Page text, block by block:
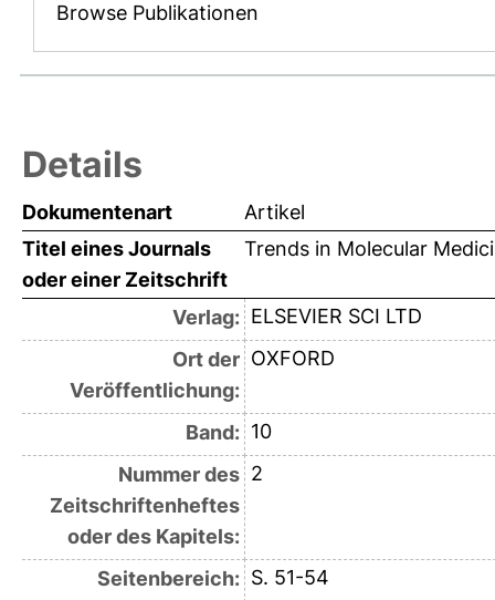
Browse Publikationen
Details
Dokumentenart
Artikel
Titel eines Journals
oder einer Zeitschrift
Trends in Molecular
Verlag: ELSEVIER SCI LTD
Ort der
Veröffentlichung:
OXFORD
Band: 10
Nummer des
Zeitschriftenheftes
oder des Kapitels:
2
Seitenbereich: S. 51-54